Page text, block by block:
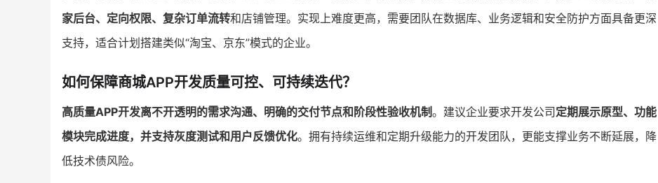
家后台、定向权限、复杂订单流转和店铺管理。实现上难度更高，需要团队在数据库、业务逻辑和安全防护方面具备更深
支持，适合计划搭建类似“淘宝、京东”模式的企业。
如何保障商城APP开发质量可控、可持续迭代？
高质量APP开发离不开透明的需求沟通、明确的交付节点和阶段性验收机制。建议企业要求开发公司定期展示原型、功能
模块完成进度，并支持灰度测试和用户反馈优化。拥有持续运维和定期升级能力的开发团队，更能支撑业务不断延展，降
低技术债风险。